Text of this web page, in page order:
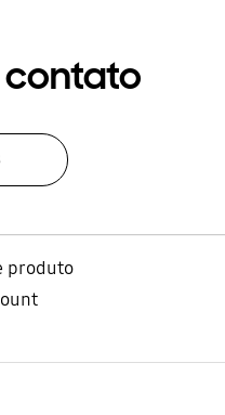
contato
produto